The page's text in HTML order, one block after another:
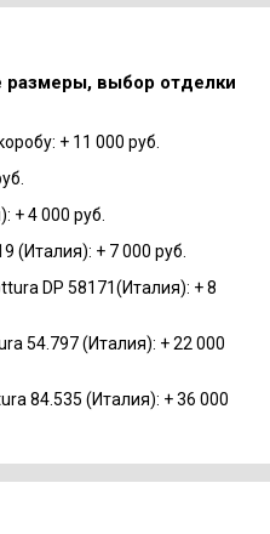
выбор отделки
+ 11 000 руб.
+ 4 000 руб.
(Италия): + 7 000 руб.
DP 58171(Италия): + 8
54.797 (Италия): + 22 000
84.535 (Италия): + 36 000